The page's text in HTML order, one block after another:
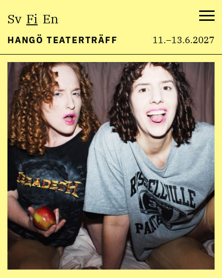
Hyppää
sisältöön
Sv Fi En
HANGÖ TEATERTRÄFF 11.–13.6.2027